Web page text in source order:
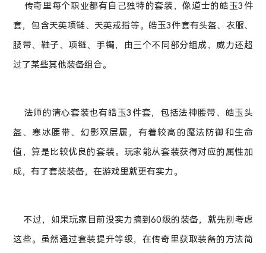
传奇里每个职业都有自己独特的套装，像道士的皓玉3件
套，包含天英项链、天英戒指等。皓玉3件套有头盔、衣服、
腰带、鞋子、项链、手镯，由三个不同部分组成，威力还超
过了某些其他装备组合。
法师的清心套装也有皓玉3件套，包括法神腰带、皓玉头
盔、寒冰腰带、幻影双层履，有着较高的魔法防御和生命
值，算是比较优良的套装。玩家能从套装获得对应的属性加
成，有了套装装备，在游戏里就更有实力。
不过，如果玩家目前没实力搞到60级的装备，就先别考虑
这些。虽然通过套装提升等级，在传奇里获取装备的方法简